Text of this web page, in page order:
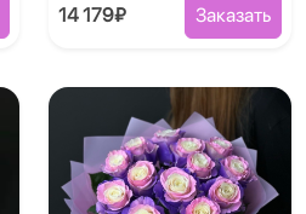
14 179₽ Заказать